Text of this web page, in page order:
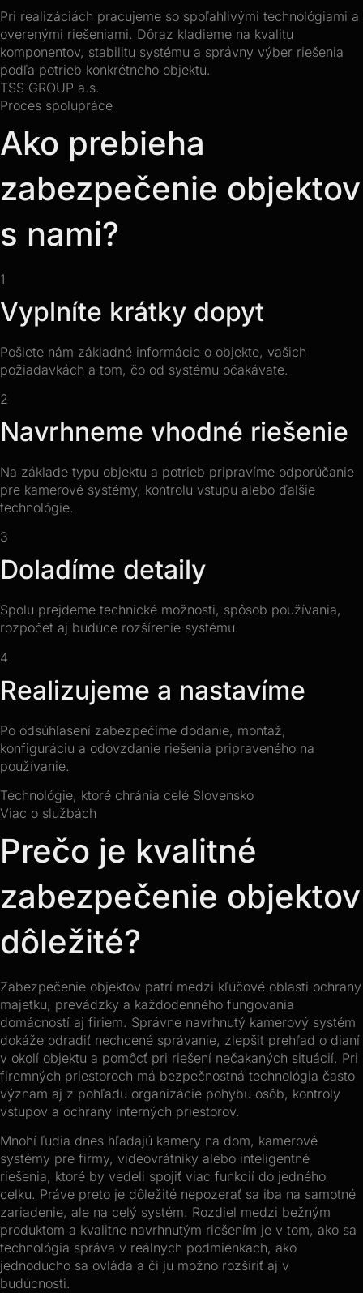
Pri realizáciách pracujeme so spoľahlivými technológiami a
overenými riešeniami. Dôraz kladieme na kvalitu
komponentov, stabilitu systému a správny výber riešenia
podľa potrieb konkrétneho objektu.
TSS GROUP a.s.
Proces spolupráce
Ako prebieha
zabezpečenie objektov
s nami?
1
Vyplníte krátky dopyt
Pošlete nám základné informácie o objekte, vašich
požiadavkách a tom, čo od systému očakávate.
2
Navrhneme vhodné riešenie
Na základe typu objektu a potrieb pripravíme odporúčanie
pre kamerové systémy, kontrolu vstupu alebo ďalšie
technológie.
3
Doladíme detaily
Spolu prejdeme technické možnosti, spôsob používania,
rozpočet aj budúce rozšírenie systému.
4
Realizujeme a nastavíme
Po odsúhlasení zabezpečíme dodanie, montáž,
konfiguráciu a odovzdanie riešenia pripraveného na
používanie.
Technológie, ktoré chránia celé Slovensko
Viac o službách
Prečo je kvalitné
zabezpečenie objektov
dôležité?
Zabezpečenie objektov patrí medzi kľúčové oblasti ochrany
majetku, prevádzky a každodenného fungovania
domácností aj firiem. Správne navrhnutý kamerový systém
dokáže odradiť nechcené správanie, zlepšiť prehľad o dianí
v okolí objektu a pomôcť pri riešení nečakaných situácií. Pri
firemných priestoroch má bezpečnostná technológia často
význam aj z pohľadu organizácie pohybu osôb, kontroly
vstupov a ochrany interných priestorov.
Mnohí ľudia dnes hľadajú kamery na dom, kamerové
systémy pre firmy, videovrátniky alebo inteligentné
riešenia, ktoré by vedeli spojiť viac funkcií do jedného
celku. Práve preto je dôležité nepozerať sa iba na samotné
zariadenie, ale na celý systém. Rozdiel medzi bežným
produktom a kvalitne navrhnutým riešením je v tom, ako sa
technológia správa v reálnych podmienkach, ako
jednoducho sa ovláda a či ju možno rozšíriť aj v
budúcnosti.